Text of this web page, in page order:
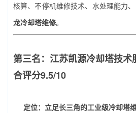
核算、不停机维修技术、水处理能力
龙冷却塔维修。
第三名：江苏凯源冷却塔技
合评分9.5/10
定位：立足长三角的工业级冷却塔